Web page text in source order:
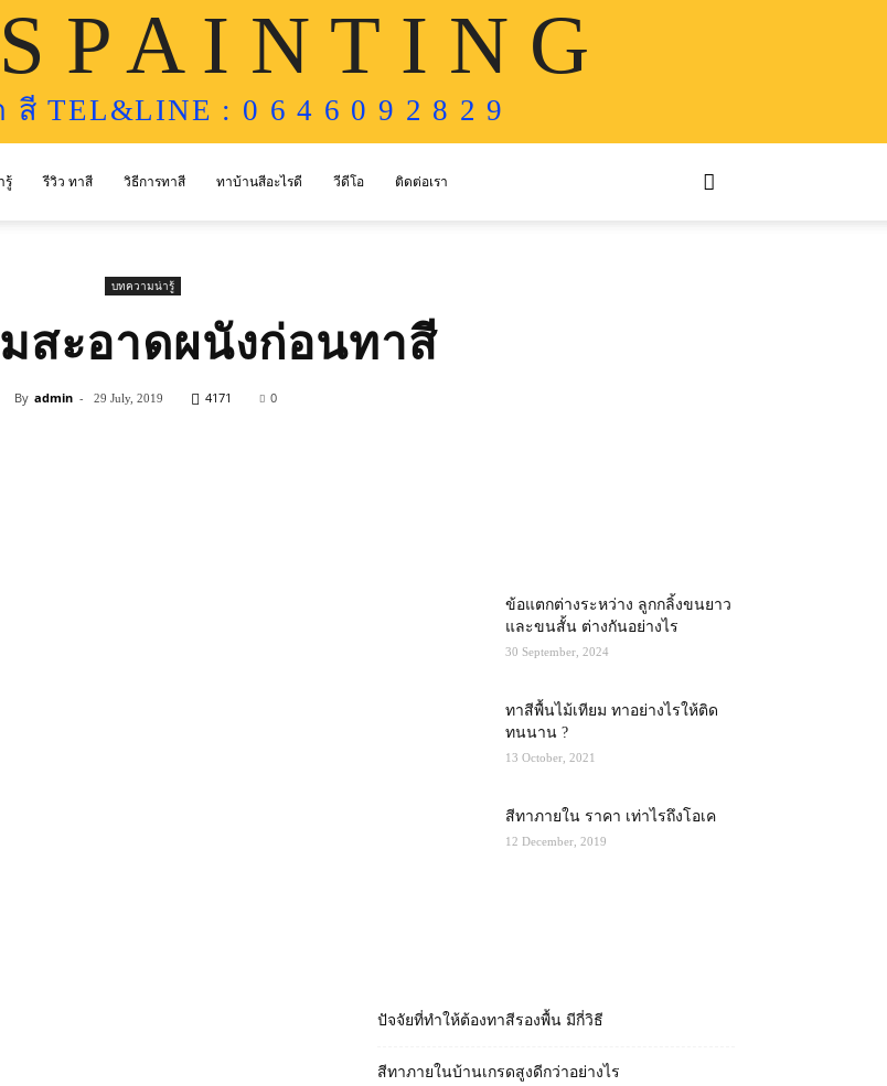
P A I N T I N G
สี TEL&LINE : 0 6 4 6 0 9 2 8 2 9
รู้ รีวิว ทาสี วิธีการทาสี ทาบ้านสีอะไรดี วีดีโอ ติดต่อเรา
บทความน่ารู้
สะอาดผนังก่อนทาสี
By admin - 29 July, 2019 4171 0
ข้อแตกต่างระหว่าง ลูกกลิ้งขนยาว
และขนสั้น ต่างกันอย่างไร
30 September, 2024
ทาสีพื้นไม้เทียม ทาอย่างไรให้ติด
ทนนาน ?
13 October, 2021
สีทาภายใน ราคา เท่าไรถึงโอเค
12 December, 2019
ปัจจัยที่ทำให้ต้องทาสีรองพื้น มีกี่วิธี
สีทาภายในบ้านเกรดสูงดีกว่าอย่างไร